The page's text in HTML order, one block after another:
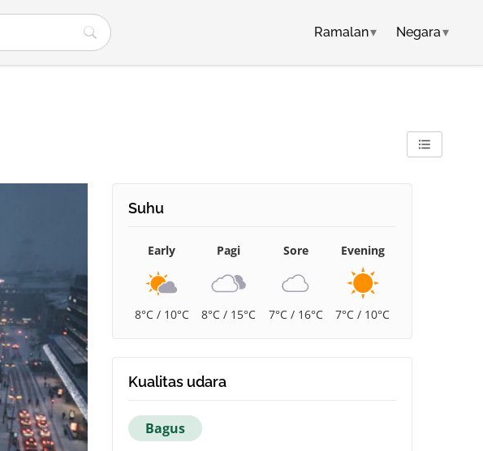
Ramalan▾ Negara▾
Suhu
Early
8°C / 10°C
Pagi
8°C / 15°C
Sore
7°C / 16°C
Evening
7°C / 10°C
Kualitas udara
Bagus